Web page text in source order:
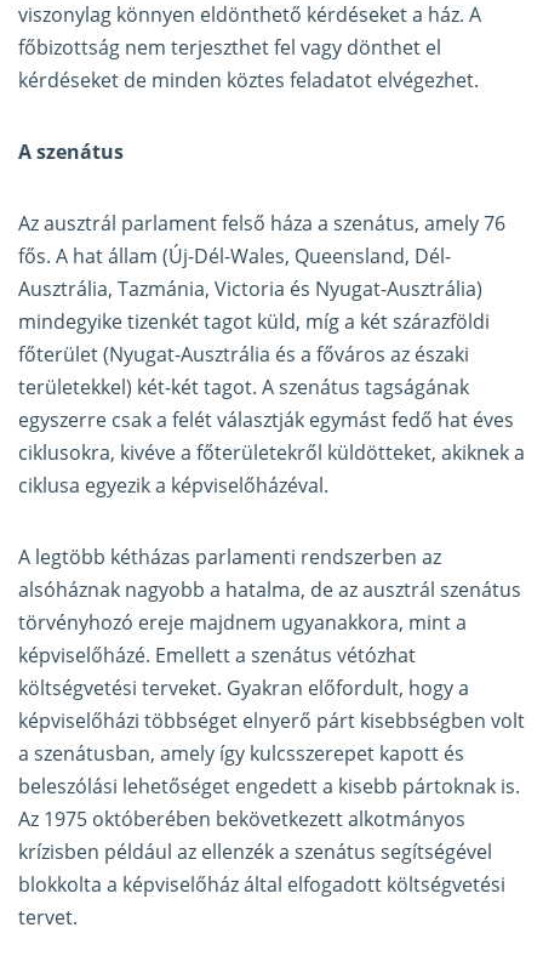
viszonylag könnyen eldönthető kérdéseket a ház. A
főbizottság nem terjeszthet fel vagy dönthet el
kérdéseket de minden köztes feladatot elvégezhet.
A szenátus
Az ausztrál parlament felső háza a szenátus, amely 76
fős. A hat állam (Új-Dél-Wales, Queensland, Dél-
Ausztrália, Tazmánia, Victoria és Nyugat-Ausztrália)
mindegyike tizenkét tagot küld, míg a két szárazföldi
főterület (Nyugat-Ausztrália és a főváros az északi
területekkel) két-két tagot. A szenátus tagságának
egyszerre csak a felét választják egymást fedő hat éves
ciklusokra, kivéve a főterületekről küldötteket, akiknek a
ciklusa egyezik a képviselőházéval.
A legtöbb kétházas parlamenti rendszerben az
alsóháznak nagyobb a hatalma, de az ausztrál szenátus
törvényhozó ereje majdnem ugyanakkora, mint a
képviselőházé. Emellett a szenátus vétózhat
költségvetési terveket. Gyakran előfordult, hogy a
képviselőházi többséget elnyerő párt kisebbségben volt
a szenátusban, amely így kulcsszerepet kapott és
beleszólási lehetőséget engedett a kisebb pártoknak is.
Az 1975 októberében bekövetkezett alkotmányos
krízisben például az ellenzék a szenátus segítségével
blokkolta a képviselőház által elfogadott költségvetési
tervet.